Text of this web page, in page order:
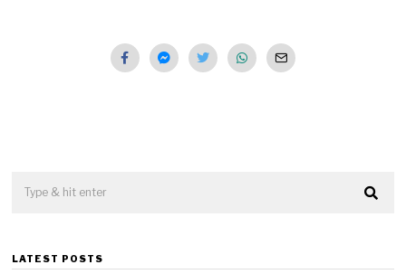
LATEST POSTS